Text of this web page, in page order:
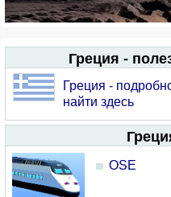
Греция -
Греция -
найти здесь
OSE